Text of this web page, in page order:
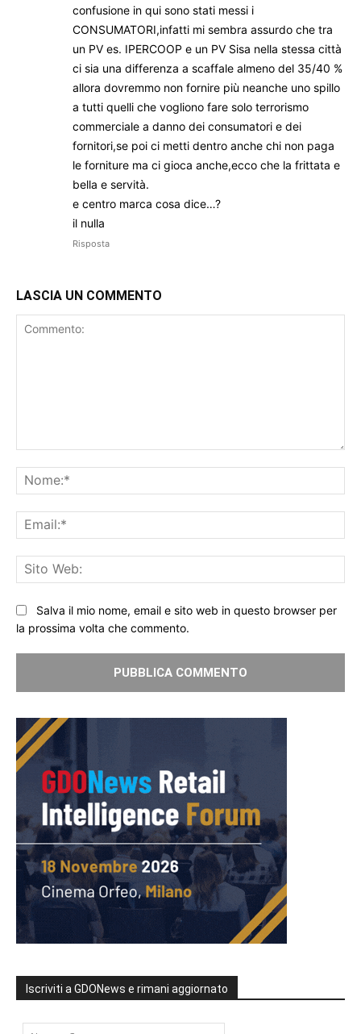
confusione in qui sono stati messi i
CONSUMATORI,infatti mi sembra assurdo che tra
un PV es. IPERCOOP e un PV Sisa nella stessa città
ci sia una differenza a scaffale almeno del 35/40 %
allora dovremmo non fornire più neanche uno spillo
a tutti quelli che vogliono fare solo terrorismo
commerciale a danno dei consumatori e dei
fornitori,se poi ci metti dentro anche chi non paga
le forniture ma ci gioca anche,ecco che la frittata e
bella e servità.
e centro marca cosa dice…?
il nulla
Risposta
LASCIA UN COMMENTO
Salva il mio nome, email e sito web in questo browser per
la prossima volta che commento.
Iscriviti a GDONews e rimani aggiornato